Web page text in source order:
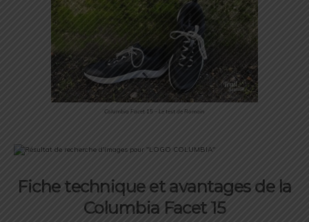
Columbia Facet 15 – Le test de Romain
Fiche technique et avantages de la
Columbia Facet 15